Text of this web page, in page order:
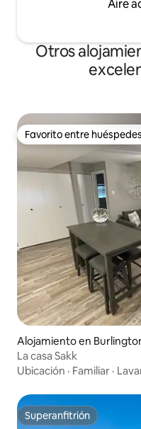
Aire
Otros
Favorito entre huéspedes
Favorito entre huéspedes
Alojamiento en
La casa Sakk
Ubicación · Familiar ·
Superanfitrión
Superanfitrión